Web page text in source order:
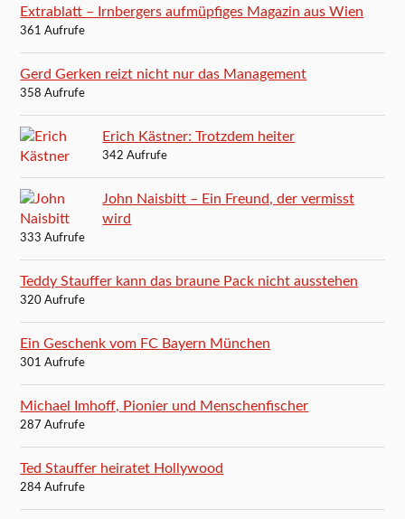
Extrablatt – Irnbergers aufmüpfiges Magazin aus Wien
361 Aufrufe
Gerd Gerken reizt nicht nur das Management
358 Aufrufe
Erich Kästner: Trotzdem heiter
342 Aufrufe
John Naisbitt – Ein Freund, der vermisst
wird
333 Aufrufe
Teddy Stauffer kann das braune Pack nicht ausstehen
320 Aufrufe
Ein Geschenk vom FC Bayern München
301 Aufrufe
Michael Imhoff, Pionier und Menschenfischer
287 Aufrufe
Ted Stauffer heiratet Hollywood
284 Aufrufe